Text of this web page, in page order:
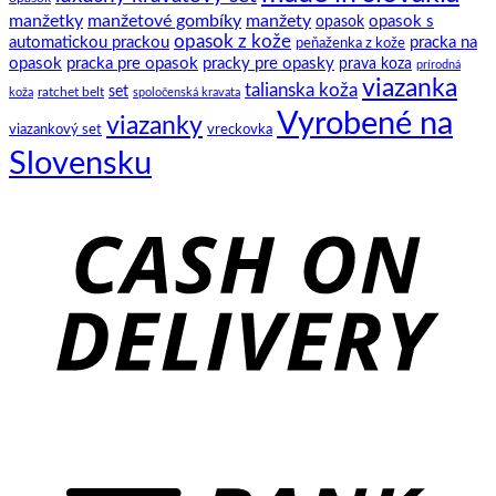
manžetky manžetové gombíky manžety opasok opasok s
automatickou prackou opasok z kože peňaženka z kože pracka na
opasok pracka pre opasok pracky pre opasky prava koza prírodná
koža ratchet belt set spoločenská kravata talianska koža viazanka
viazankový set viazanky vreckovka Vyrobené na
Slovensku